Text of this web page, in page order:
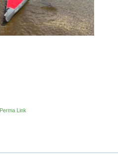
Perma Link